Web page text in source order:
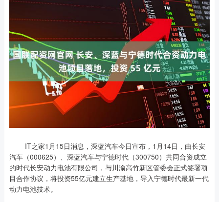
IT之家1月15日消息，深蓝汽车今日宣布，1月14日，由长安
汽车（000625）、深蓝汽车与宁德时代（300750）共同合资成立
的时代长安动力电池有限公司，与川渝高竹新区管委会正式签署项
目合作协议，将投资55亿元建立生产基地，导入宁德时代最新一代
动力电池技术。